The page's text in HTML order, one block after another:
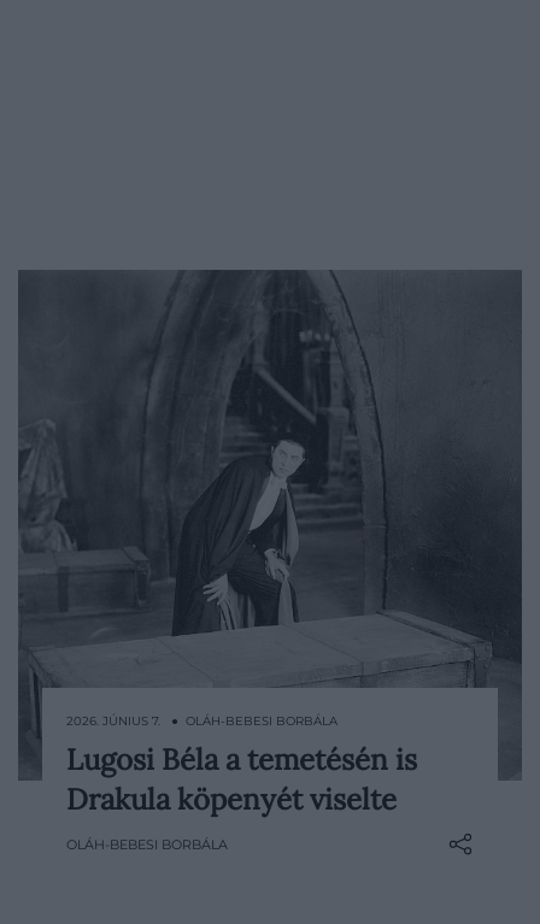
Lugosi Béla neve máig elválaszthatatlan
Drakulától, ami egyszerre jelentett
számára világsikert és életen át tartó
2026. JÚNIUS 7. ● OLÁH-BEBESI BORBÁLA
Lugosi Béla a temetésén is
Drakula köpenyét viselte
OLÁH-BEBESI BORBÁLA